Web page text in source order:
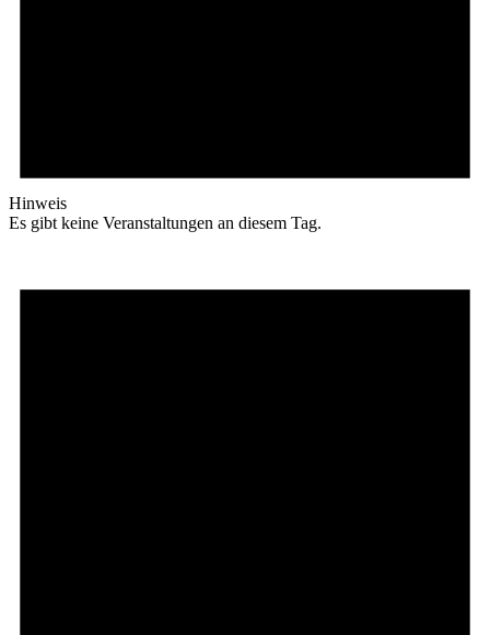
Hinweis
Es gibt keine Veranstaltungen an diesem Tag.